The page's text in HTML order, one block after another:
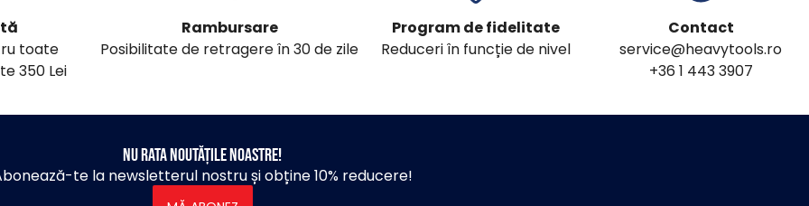
toate
350 Lei
Rambursare
Posibilitate de retragere în 30 de zile
Program de fidelitate
Reduceri în funcție de nivel
Contact
service@heavytools.ro
+36 1 443 3907
Nu rata noutățile noastre!
te la newsletterul nostru și obține 10% reducere!